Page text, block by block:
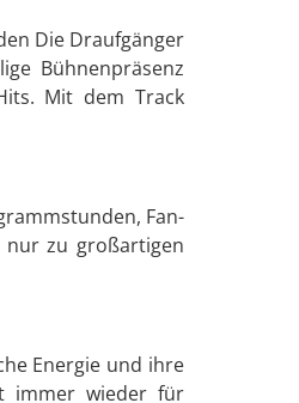
Die Draufgänger
Bühnenpräsenz
Mit dem Track
Fan-
zu großartigen
Energie und ihre
immer wieder für